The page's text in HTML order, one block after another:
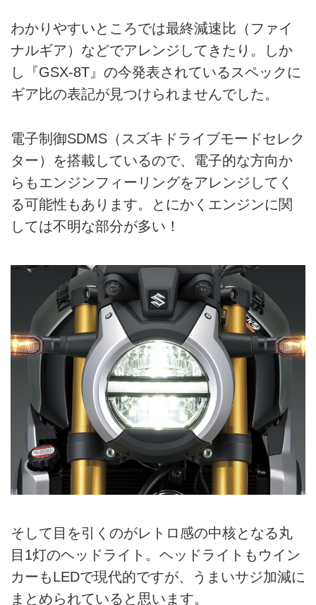
わかりやすいところでは最終減速比（ファイ
ナルギア）などでアレンジしてきたり。しか
し『GSX-8T』の今発表されているスペックに
ギア比の表記が見つけられませんでした。
電子制御SDMS（スズキドライブモードセレク
ター）を搭載しているので、電子的な方向か
らもエンジンフィーリングをアレンジしてく
る可能性もあります。とにかくエンジンに関
しては不明な部分が多い！
そして目を引くのがレトロ感の中核となる丸
目1灯のヘッドライト。ヘッドライトもウイン
カーもLEDで現代的ですが、うまいサジ加減に
まとめられていると思います。